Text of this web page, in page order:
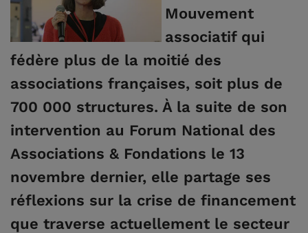
Mouvement
associatif qui
fédère plus de la moitié des
associations françaises, soit plus de
700 000 structures. À la suite de son
intervention au Forum National des
Associations & Fondations le 13
novembre dernier, elle partage ses
réflexions sur la crise de financement
que traverse actuellement le secteur